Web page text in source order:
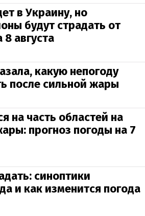
в Украину, но
будут страдать от
августа
какую непогоду
после сильной жары
на часть областей на
прогноз погоды на 7
синоптики
и как изменится погода